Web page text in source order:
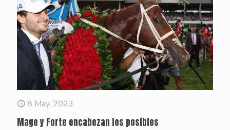
8 May, 2023
Mage y Forte encabezan los posibles